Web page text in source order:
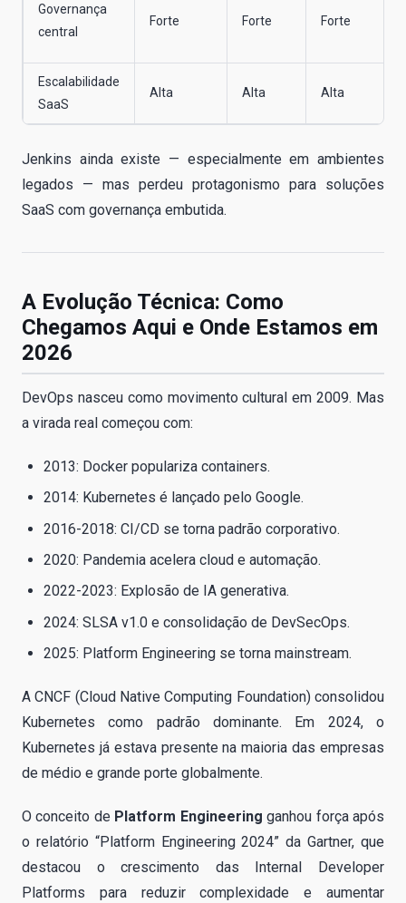
Governança
central
Forte Forte Forte
Escalabilidade
SaaS
Alta Alta Alta
Jenkins ainda existe — especialmente em ambientes
legados — mas perdeu protagonismo para soluções
SaaS com governança embutida.
A Evolução Técnica: Como
Chegamos Aqui e Onde Estamos em
2026
DevOps nasceu como movimento cultural em 2009. Mas
a virada real começou com:
2013: Docker populariza containers.
2014: Kubernetes é lançado pelo Google.
2016-2018: CI/CD se torna padrão corporativo.
2020: Pandemia acelera cloud e automação.
2022-2023: Explosão de IA generativa.
2024: SLSA v1.0 e consolidação de DevSecOps.
2025: Platform Engineering se torna mainstream.
A CNCF (Cloud Native Computing Foundation) consolidou
Kubernetes como padrão dominante. Em 2024, o
Kubernetes já estava presente na maioria das empresas
de médio e grande porte globalmente.
O conceito de Platform Engineering ganhou força após
o relatório “Platform Engineering 2024” da Gartner, que
destacou o crescimento das Internal Developer
Platforms para reduzir complexidade e aumentar